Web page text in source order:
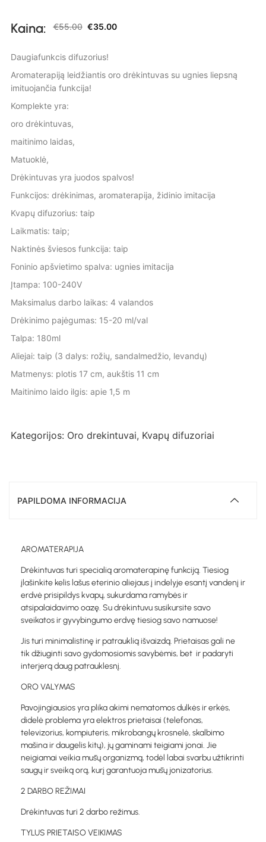
Kaina: €55.00 €35.00
Daugiafunkcis difuzorius!
Aromaterapiją leidžiantis oro drėkintuvas su ugnies liepsną
imituojančia funkcija!
Komplekte yra:
oro drėkintuvas,
maitinimo laidas,
Matuoklė,
Drėkintuvas yra juodos spalvos!
Funkcijos: drėkinimas, aromaterapija, židinio imitacija
Kvapų difuzorius: taip
Laikmatis: taip;
Naktinės šviesos funkcija: taip
Foninio apšvietimo spalva: ugnies imitacija
Įtampa: 100-240V
Maksimalus darbo laikas: 4 valandos
Drėkinimo pajėgumas: 15-20 ml/val
Talpa: 180ml
Aliejai: taip (3 dalys: rožių, sandalmedžio, levandų)
Matmenys: plotis 17 cm, aukštis 11 cm
Maitinimo laido ilgis: apie 1,5 m
Kategorijos: Oro drekintuvai, Kvapų difuzoriai
PAPILDOMA INFORMACIJA
AROMATERAPIJA
Drėkintuvas turi specialią aromaterapinę funkciją. Tiesiog
įlašinkite kelis lašus eterinio aliejaus į indelyje esantį vandenį ir
erdvė prisipildys kvapų, sukurdama ramybės ir
atsipalaidavimo oazę. Su drėkintuvu susikursite savo
sveikatos ir gyvybingumo erdvę tiesiog savo namuose!
Jis turi minimalistinę ir patrauklią išvaizdą. Prietaisas gali ne
tik džiuginti savo gydomosiomis savybėmis, bet ir padaryti
interjerą daug patrauklesnį.
ORO VALYMAS
Pavojingiausios yra plika akimi nematomos dulkės ir erkės,
didelė problema yra elektros prietaisai (telefonas,
televizorius, kompiuteris, mikrobangų krosnelė, skalbimo
mašina ir daugelis kitų), jų gaminami teigiami jonai. Jie
neigiamai veikia mūsų organizmą, todėl labai svarbu užtikrinti
saugų ir sveiką orą, kurį garantuoja mūsų jonizatorius.
2 DARBO REŽIMAI
Drėkintuvas turi 2 darbo režimus.
TYLUS PRIETAISO VEIKIMAS